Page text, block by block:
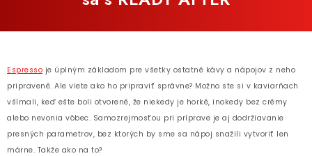
PRE DETI
ZĽAVNENÉ PRODUKTY
Espresso je úplným základom pre všetky ostatné kávy a nápojov z neho
pripravené. Ale viete ako ho pripraviť správne? Možno ste si v kaviarňach
všímali, keď ešte boli otvorené, že niekedy je horké, inokedy bez crémy
alebo nevonia vôbec. Samozrejmosťou pri príprave je aj dodržiavanie
presných parametrov, bez ktorých by sme sa nápoj snažili vytvoriť len
márne. Takže ako na to?